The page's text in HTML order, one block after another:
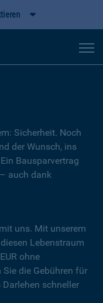
Sicherheit. Noch
der Wunsch, ins
Bausparvertrag
auch dank
uns. Mit unserem
Lebenstraum
ohne
die Gebühren für
schneller